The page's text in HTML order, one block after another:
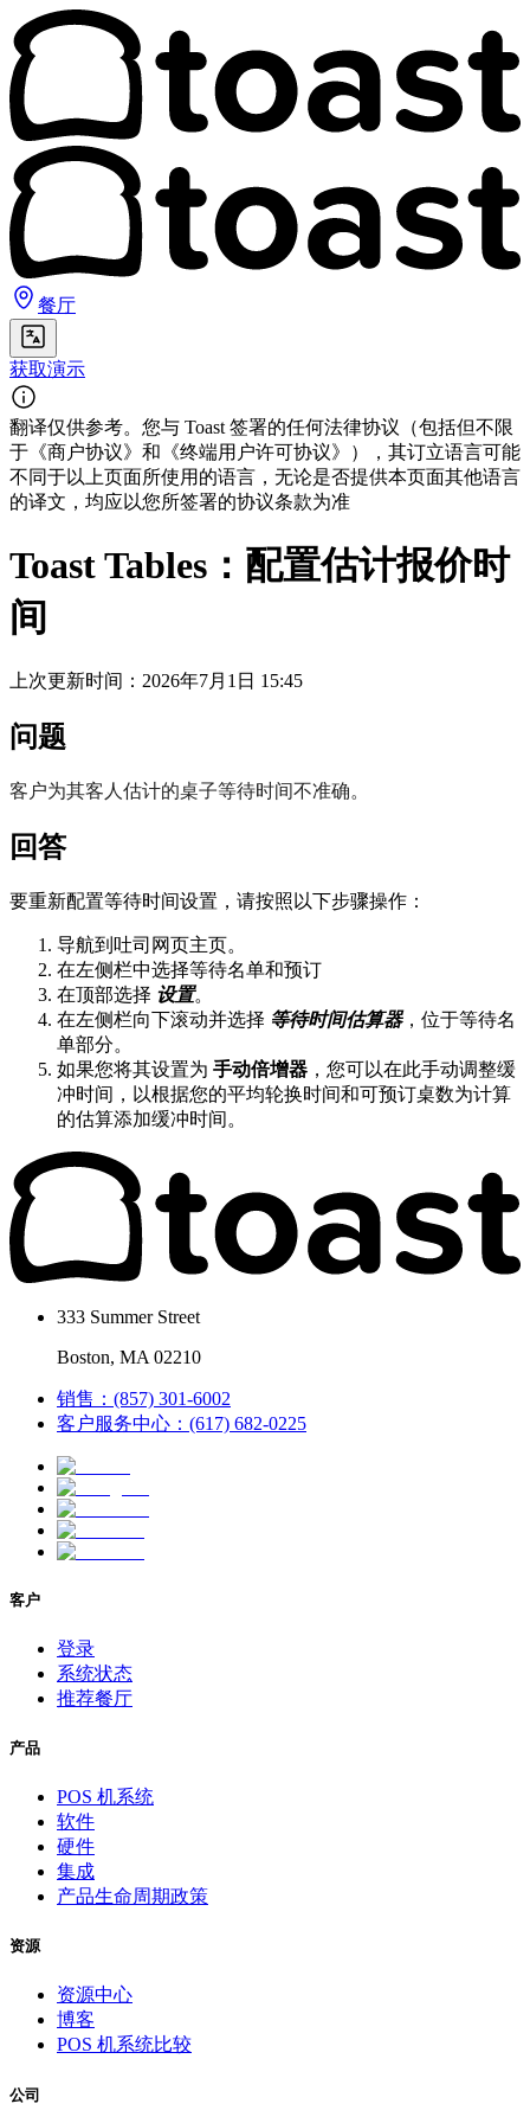
餐厅
获取演示
翻译仅供参考。您与 Toast 签署的任何法律协议（包括但不限
于《商户协议》和《终端用户许可协议》），其订立语言可能
不同于以上页面所使用的语言，无论是否提供本页面其他语言
的译文，均应以您所签署的协议条款为准
Toast Tables：配置估计报价时
间
上次更新时间：2026年7月1日 15:45
问题
客户为其客人估计的桌子等待时间不准确。
回答
要重新配置等待时间设置，请按照以下步骤操作：
导航到吐司网页主页。
在左侧栏中选择等待名单和预订
在顶部选择 设置。
在左侧栏向下滚动并选择 等待时间估算器，位于等待名
单部分。
如果您将其设置为 手动倍增器 ，您可以在此手动调整缓
冲时间，以根据您的平均轮换时间和可预订桌数为计算
的估算添加缓冲时间。
333 Summer Street
Boston, MA 02210
销售：(857) 301-6002
客户服务中心：(617) 682-0225
客户
登录
系统状态
推荐餐厅
产品
POS 机系统
软件
硬件
集成
产品生命周期政策
资源
资源中心
博客
POS 机系统比较
公司